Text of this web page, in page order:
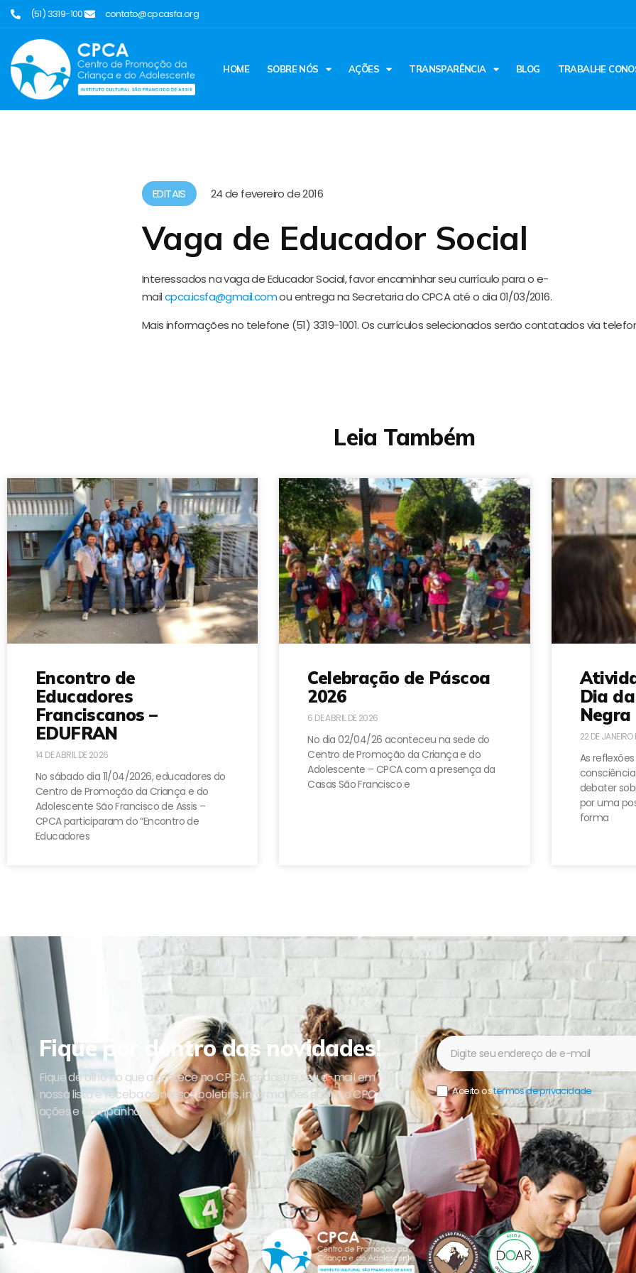
(51) 3319-1001 contato@cpcasfa.org
HOME SOBRE NÓS AÇÕES TRANSPARÊNCIA BLOG TRABALHE
EDITAIS 24 de fevereiro de 2016
Vaga de Educador Social
Interessados na vaga de Educador Social, favor encaminhar seu currículo para o e-
mailcpca.icsfa@gmail.comou entrega na Secretaria do CPCA até o dia 01/03/2016.
Mais informações no telefone (51) 3319-1001. Os currículos selecionados serão contatados via
Leia Também
Encontro de
Educadores
Franciscanos –
EDUFRAN
14 DE ABRIL DE 2026
No sábado dia 11/04/2026, educadores do
Centro de Promoção da Criança e do
Adolescente São Francisco de Assis –
CPCA participaram do “Encontro de
Educadores
Celebração de Páscoa
2026
6 DE ABRIL DE 2026
No dia 02/04/26 aconteceu na sede do
Centro de Promoção da Criança e do
Adolescente – CPCA com a presença da
Casas São Francisco e
Dia
Negra
22 DE
As
debater
por uma
forma
Fique por dentro das novidades!
Fique de olho no que acontece no CPCA, cadastre seu e-mail em
nossa lista e receba os nossos boletins, informações sobre o CPCA,
ações e campanhas.
Newsletter
Aceito ostermos de privacidade.